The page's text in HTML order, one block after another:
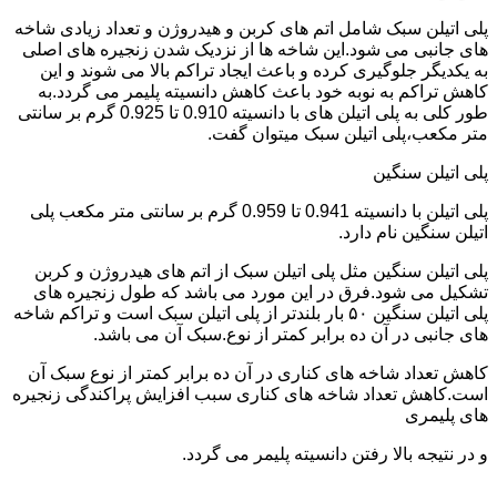
پلی اتیلن سبک شامل اتم های کربن و هیدروژن و تعداد زیادی شاخه
های جانبی می شود.این شاخه ها از نزدیک شدن زنجیره های اصلی
به یکدیگر جلوگیری کرده و باعث ایجاد تراکم بالا می شوند و این
کاهش تراکم به نوبه خود باعث کاهش دانسیته پلیمر می گردد.به
طور کلی به پلی اتیلن های با دانسیته 0.910 تا 0.925 گرم بر سانتی
متر مکعب،پلی اتیلن سبک میتوان گفت.
پلی اتیلن سنگین
پلی اتیلن با دانسیته 0.941 تا 0.959 گرم بر سانتی متر مکعب پلی
اتیلن سنگین نام دارد.
پلی اتیلن سنگین مثل پلی اتیلن سبک از اتم های هیدروژن و کربن
تشکیل می شود.فرق در این مورد می باشد که طول زنجیره های
پلی اتیلن سنگین ۵۰ بار بلندتر از پلی اتیلن سبک است و تراکم شاخه
های جانبی در آن ده برابر کمتر از نوع.سبک آن می باشد.
کاهش تعداد شاخه های کناری در آن ده برابر کمتر از نوع سبک آن
است.کاهش تعداد شاخه های کناری سبب افزایش پراکندگی زنجیره
های پلیمری
و در نتیجه بالا رفتن دانسیته پلیمر می گردد.